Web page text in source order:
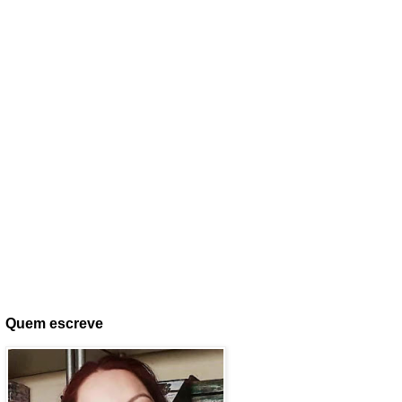
Quem escreve